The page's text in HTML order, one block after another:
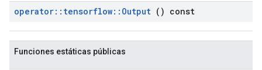
operator:: tensorflow:: Output () const
Funciones estáticas públicas